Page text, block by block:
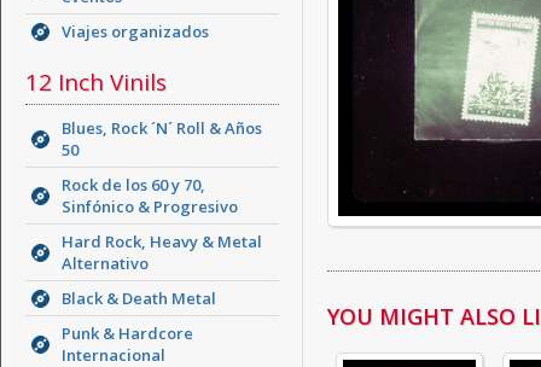
Viajes organizados
12 Inch Vinils
Blues, Rock ´N´ Roll & Años
50
Rock de los 60 y 70,
Sinfónico & Progresivo
Hard Rock, Heavy & Metal
Alternativo
Black & Death Metal
Punk & Hardcore
Internacional
YOU MIGHT ALSO